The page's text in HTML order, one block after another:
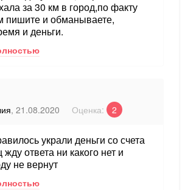
за 30 км в город,по факту
пишите и обманываете,
и деньги.
, 21.08.2020 Оценка: 2
украли деньги со счета
ответа ни какого нет и
не вернут